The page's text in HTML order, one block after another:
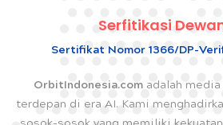
Serfitikasi
Sertifikat Nomor 1366/DP-
OrbitIndonesia.com adalah
terdepan di era AI. Kami